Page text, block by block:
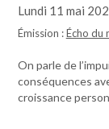
Lundi 11 mai
Émission :Écho du
On parle de
conséquences
croissance